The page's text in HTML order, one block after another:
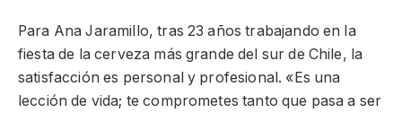
Para Ana Jaramillo, tras 23 años trabajando en la
fiesta de la cerveza más grande del sur de Chile, la
satisfacción es personal y profesional. «Es una
lección de vida; te comprometes tanto que pasa a ser